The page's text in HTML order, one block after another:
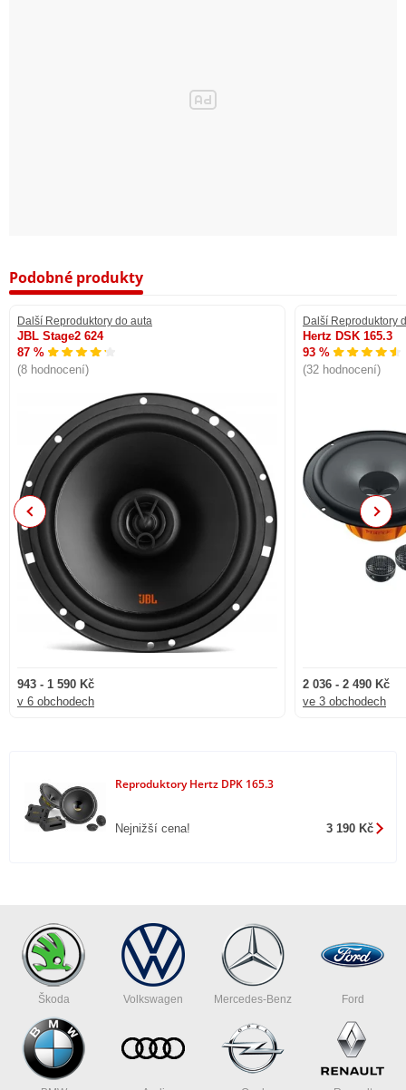
Podobné produkty
Další Reproduktory do auta
JBL Stage2 624
87 %
(8 hodnocení)
943 - 1 590 Kč
v 6 obchodech
Další Reproduktory
Hertz DSK 165.3
93 %
(32 hodnocení)
2 036 - 2 490 Kč
ve 3 obchodech
Previous Next
Reproduktory Hertz DPK 165.3
Nejnižší cena! 3 190 Kč
Škoda Volkswagen Mercedes-Benz Ford